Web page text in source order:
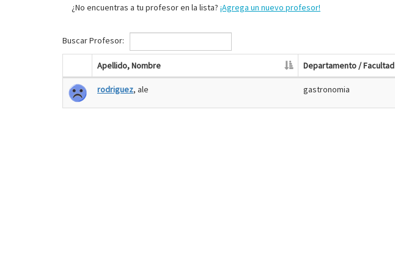
¿No encuentras a tu profesor en la lista? ¡Agrega un nuevo profesor!
Buscar Profesor:
Apellido, Nombre Departamento / Facultad
rodriguez, ale gastronomia